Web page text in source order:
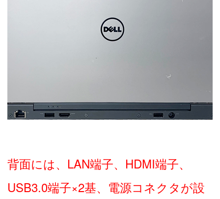
背面には、LAN端子、HDMI端子、
USB3.0端子×2基、電源コネクタが設